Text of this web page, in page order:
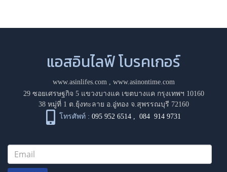
แอสอินไลฟ์ โบรคเกอร์
www.asinlifes.com, www.asinontime.com
29 ซอยเศรษฐกิจ 5 แขวงบางแค เขตบางแค กรุงเทพฯ 10160
38 หมู่ที่ 1 ต.ยุ้งทะลาย อ.อู่ทอง จ.สุพรรณบุรี 72160
โทรศัพท์ : 095 952 6514 ,084 914 9731